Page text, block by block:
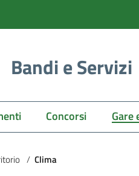
Bandi e Servizi
Concorsi Gare
/ Clima